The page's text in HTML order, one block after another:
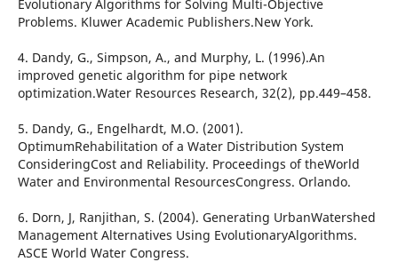
Evolutionary Algorithms for Solving Multi-Objective
Problems. Kluwer Academic Publishers.New York.
4. Dandy, G., Simpson, A., and Murphy, L. (1996).An
improved genetic algorithm for pipe network
optimization.Water Resources Research, 32(2), pp.449–458.
5. Dandy, G., Engelhardt, M.O. (2001).
OptimumRehabilitation of a Water Distribution System
ConsideringCost and Reliability. Proceedings of theWorld
Water and Environmental ResourcesCongress. Orlando.
6. Dorn, J, Ranjithan, S. (2004). Generating UrbanWatershed
Management Alternatives Using EvolutionaryAlgorithms.
ASCE World Water Congress.